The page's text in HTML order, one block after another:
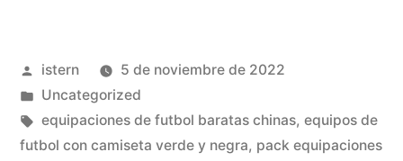
Publicado
por
istern
5 de noviembre de 2022
Publicado
en
Uncategorized
Etiquetas:
equipaciones de futbol baratas chinas, equipos de
futbol con camiseta verde y negra, pack equipaciones